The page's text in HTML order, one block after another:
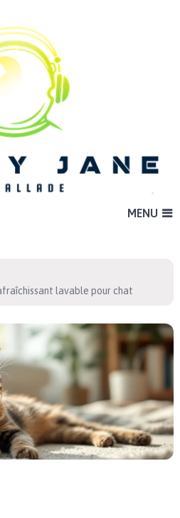
MENU
lavable pour chat